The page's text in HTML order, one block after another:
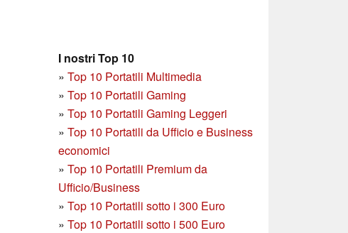
I nostri Top 10
» Top 10 Portatili Multimedia
» Top 10 Portatili Gaming
» Top 10 Portatili Gaming Leggeri
» Top 10 Portatili da Ufficio e Business
economici
» Top 10 Portatili Premium da
Ufficio/Business
» Top 10 Portatili sotto i 300 Euro
» Top 10 Portatili sotto i 500 Euro